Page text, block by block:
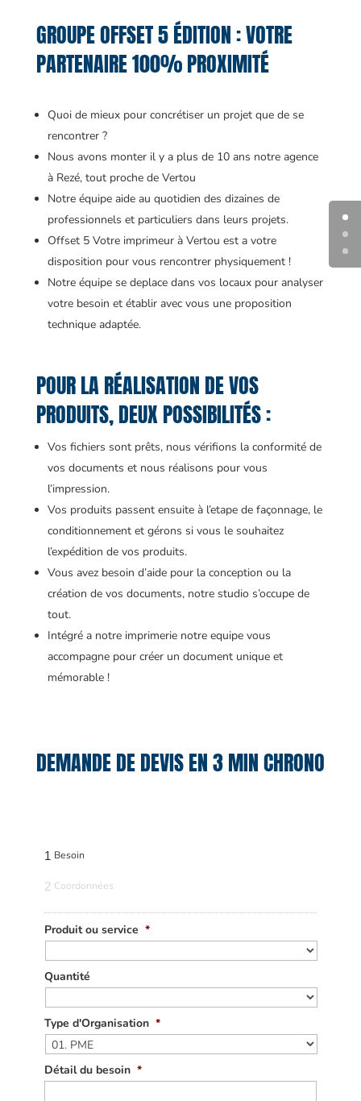
GROUPE OFFSET 5 ÉDITION : VOTRE
PARTENAIRE 100% PROXIMITÉ
Quoi de mieux pour concrétiser un projet que de se
rencontrer ?
Nous avons monter il y a plus de 10 ans notre agence
à Rezé, tout proche de Vertou
Notre équipe aide au quotidien des dizaines de
professionnels et particuliers dans leurs projets.
Offset 5 Votre imprimeur à Vertou est a votre
disposition pour vous rencontrer physiquement !
Notre équipe se deplace dans vos locaux pour analyser
votre besoin et établir avec vous une proposition
technique adaptée.
POUR LA RÉALISATION DE VOS
PRODUITS, DEUX POSSIBILITÉS :
Vos fichiers sont prêts, nous vérifions la conformité de
vos documents et nous réalisons pour vous
l’impression.
Vos produits passent ensuite à l’etape de façonnage, le
conditionnement et gérons si vous le souhaitez
l’expédition de vos produits.
Vous avez besoin d’aide pour la conception ou la
création de vos documents, notre studio s’occupe de
tout.
Intégré a notre imprimerie notre equipe vous
accompagne pour créer un document unique et
mémorable !
DEMANDE DE DEVIS EN 3 MIN CHRONO
1 Besoin
2 Coordonnées
Produit ou service *
Quantité
Type d'Organisation *
Détail du besoin *